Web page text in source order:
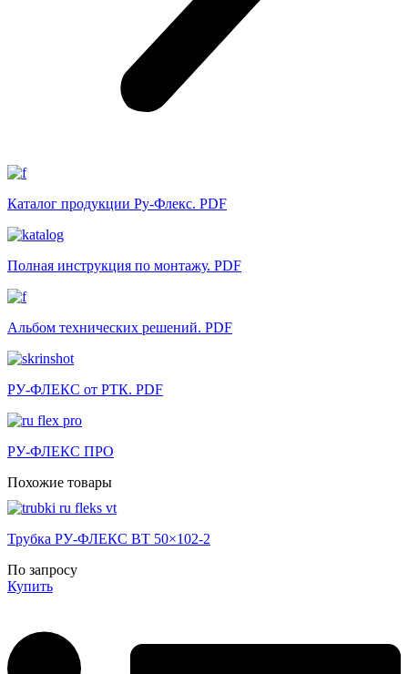
Каталог продукции Ру-Флекс. PDF
Полная инструкция по монтажу. PDF
Альбом технических решений. PDF
РУ-ФЛЕКС от РТК. PDF
РУ-ФЛЕКС ПРО
Похожие товары
Трубка РУ-ФЛЕКС ВТ 50×102-2
По запросу
Купить